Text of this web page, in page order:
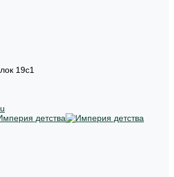
19с1